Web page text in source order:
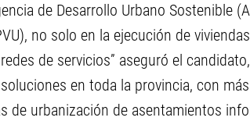
de Desarrollo Urbano Sostenible
no solo en la ejecución de
de servicios” aseguró el candidato,
en toda la provincia, con
de urbanización de asentamientos